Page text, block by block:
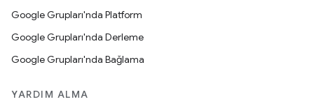
Google Grupları'nda Platform
Google Grupları'nda Derleme
Google Grupları'nda Bağlama
YARDIM ALMA